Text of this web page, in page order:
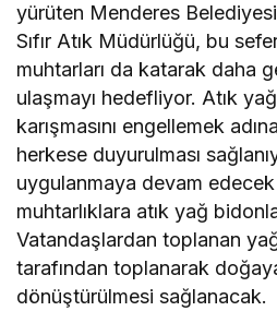
yürüten Menderes
Sıfır Atık Müdürlüğü, bu
muhtarları da katarak daha
ulaşmayı hedefliyor. Atık
karışmasını engellemek
herkese duyurulması
uygulanmaya devam
muhtarlıklara atık yağ
Vatandaşlardan toplanan
tarafından toplanarak
dönüştürülmesi sağlanacak.